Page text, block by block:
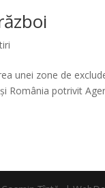
unei zone de
România potrivit